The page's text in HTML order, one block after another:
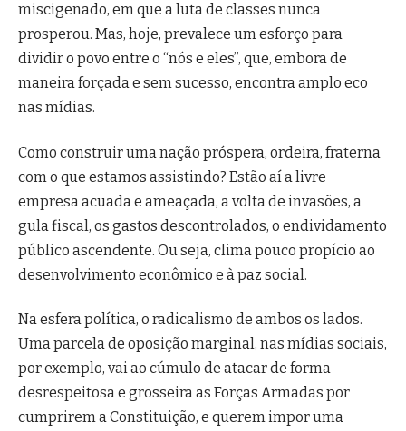
miscigenado, em que a luta de classes nunca
prosperou. Mas, hoje, prevalece um esforço para
dividir o povo entre o “nós e eles”, que, embora de
maneira forçada e sem sucesso, encontra amplo eco
nas mídias.
Como construir uma nação próspera, ordeira, fraterna
com o que estamos assistindo? Estão aí a livre
empresa acuada e ameaçada, a volta de invasões, a
gula fiscal, os gastos descontrolados, o endividamento
público ascendente. Ou seja, clima pouco propício ao
desenvolvimento econômico e à paz social.
Na esfera política, o radicalismo de ambos os lados.
Uma parcela de oposição marginal, nas mídias sociais,
por exemplo, vai ao cúmulo de atacar de forma
desrespeitosa e grosseira as Forças Armadas por
cumprirem a Constituição, e querem impor uma